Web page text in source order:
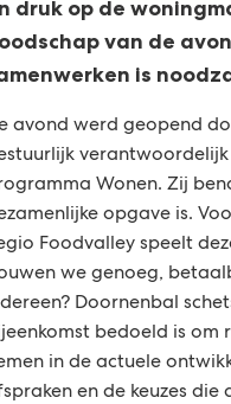
druk op de
van de
is
avond werd geopend
Wonen. Zij
opgave is.
Foodvalley speelt
we genoeg,
Doornenbal
bedoeld is om
in de actuele
en de keuzes die